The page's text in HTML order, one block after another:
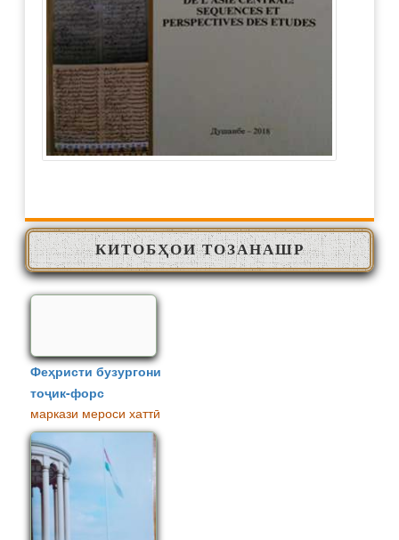
КИТОБҲОИ ТОЗАНАШР
Феҳристи бузургони
тоҷик-форс
маркази мероси хаттӣ